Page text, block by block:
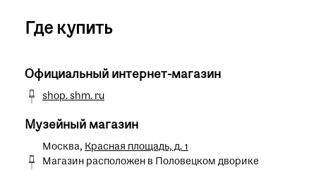
Где купить
Официальный интернет-магазин
shop. shm. ru
Музейный магазин
Москва, Красная площадь, д. 1
Магазин расположен в Половецком дворике